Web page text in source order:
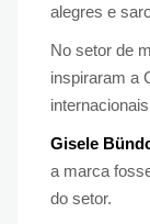
alegres e
No setor de
inspiraram a
Gisele
a marca
do setor.